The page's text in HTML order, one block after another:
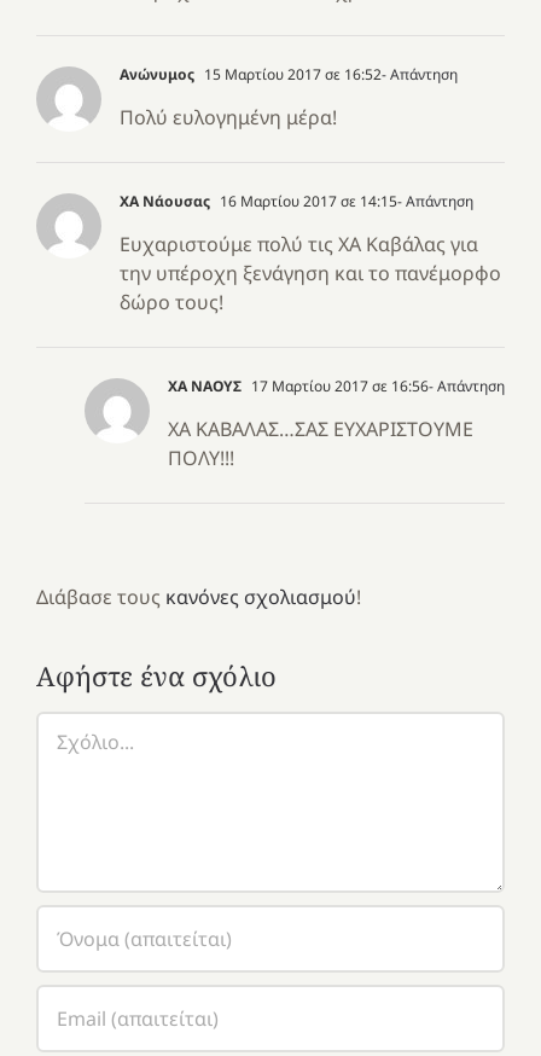
Ανώνυμος 15 Μαρτίου 2017 σε 16:52- Απάντηση
Πολύ ευλογημένη μέρα!
ΧΑ Νάουσας 16 Μαρτίου 2017 σε 14:15- Απάντηση
Ευχαριστούμε πολύ τις ΧΑ Καβάλας για
την υπέροχη ξενάγηση και το πανέμορφο
δώρο τους!
ΧΑ ΝΑΟΥΣ 17 Μαρτίου 2017 σε 16:56- Απάντηση
ΧΑ ΚΑΒΑΛΑΣ…ΣΑΣ ΕΥΧΑΡΙΣΤΟΥΜΕ
ΠΟΛΥ!!!
Διάβασε τους κανόνες σχολιασμού!
Αφήστε ένα σχόλιο